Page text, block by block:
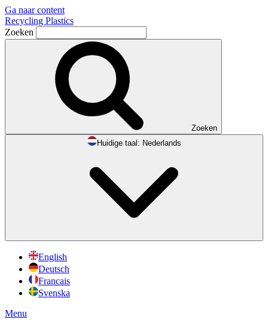
Ga naar content
Recycling Plastics
Zoeken
Zoeken
Huidige taal:
English
Deutsch
Francais
Svenska
Menu